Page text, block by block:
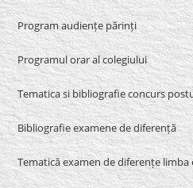
Program audiențe părinți
Programul orar al colegiului
Tematica si bibliografie concurs
Bibliografie examene de diferență
Tematică examen de diferențe limba